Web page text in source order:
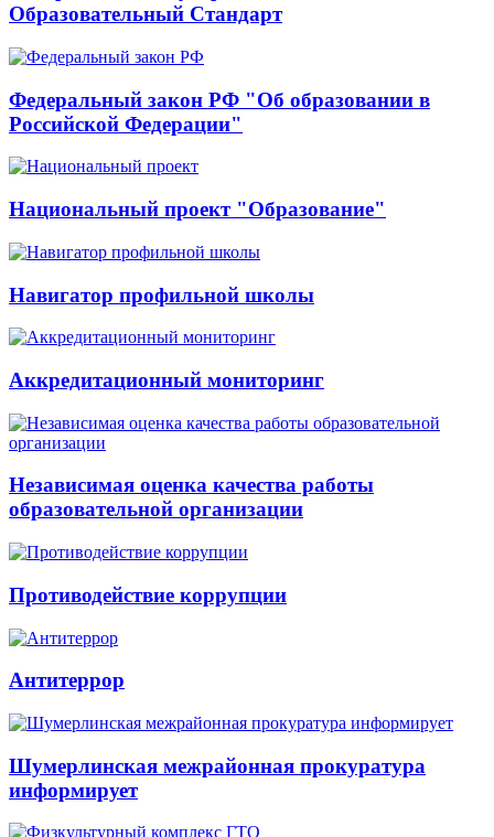
Образовательный Стандарт
Федеральный закон РФ "Об образовании в
Российской Федерации"
Национальный проект "Образование"
Навигатор профильной школы
Аккредитационный мониторинг
Независимая оценка качества работы
образовательной организации
Противодействие коррупции
Антитеррор
Шумерлинская межрайонная прокуратура
информирует